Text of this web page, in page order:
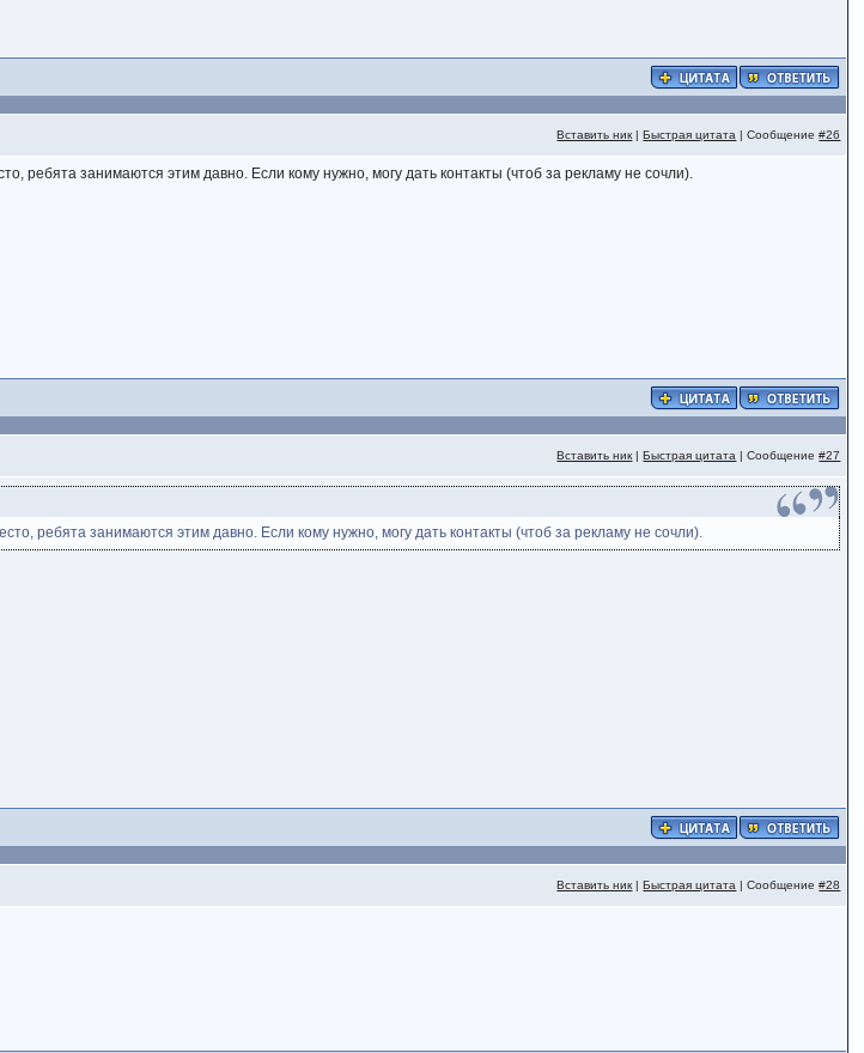
Вставить ник |Быстрая цитата | Сообщение#26
ребята занимаются этим давно. Если кому нужно, могу дать контакты (чтоб за рекламу не сочли).
Вставить ник |Быстрая цитата | Сообщение#27
ребята занимаются этим давно. Если кому нужно, могу дать контакты (чтоб за рекламу не сочли).
Вставить ник |Быстрая цитата | Сообщение#28